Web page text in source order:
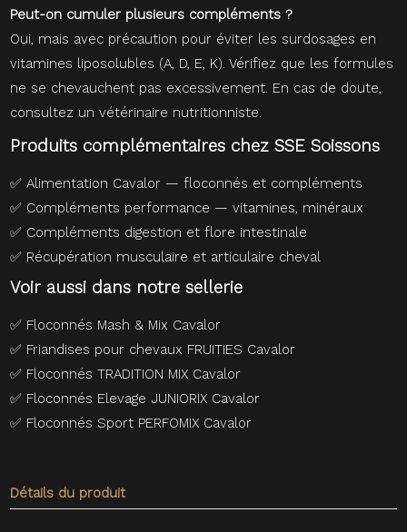
Peut-on cumuler plusieurs compléments ?
Oui, mais avec précaution pour éviter les surdosages en
vitamines liposolubles (A, D, E, K). Vérifiez que les formules
ne se chevauchent pas excessivement. En cas de doute,
consultez un vétérinaire nutritionniste.
Produits complémentaires chez SSE Soissons
✅Alimentation Cavalor — floconnés et compléments
✅ Compléments performance — vitamines, minéraux
✅ Compléments digestion et flore intestinale
✅ Récupération musculaire et articulaire cheval
Voir aussi dans notre sellerie
✅ Floconnés Mash & Mix Cavalor
✅ Friandises pour chevaux FRUITIES Cavalor
✅ Floconnés TRADITION MIX Cavalor
✅ Floconnés Elevage JUNIORIX Cavalor
✅ Floconnés Sport PERFOMIX Cavalor
Détails du produit